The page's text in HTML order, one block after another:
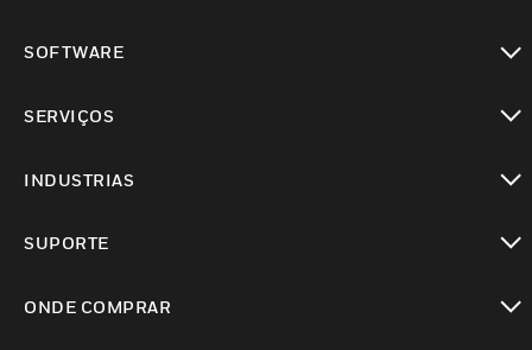
SOFTWARE
SERVIÇOS
INDUSTRIAS
SUPORTE
ONDE COMPRAR